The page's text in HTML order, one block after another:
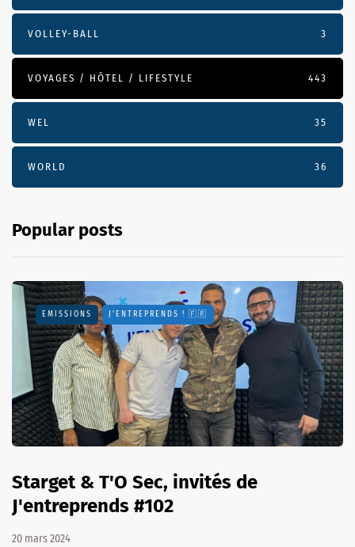
VOLLEY-BALL 3
VOYAGES / HÔTEL / LIFESTYLE 443
WEL 35
WORLD 36
Popular posts
EMISSIONS J'ENTREPRENDS ! 🇫🇷
Starget & T'O Sec, invités de
J'entreprends #102
20 mars 2024